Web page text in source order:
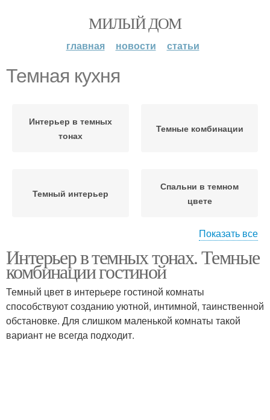
МИЛЫЙ ДОМ
главная новости статьи
Темная кухня
Интерьер в темных
тонах
Темные комбинации
Темный интерьер
Спальни в темном
цвете
Темные стены Потолок в темном цвете
Темные оттенки Кухни в маленькой
Показать все
Интерьер в темных тонах. Темные
комбинации гостиной
Темный цвет в интерьере гостиной комнаты
способствуют созданию уютной, интимной, таинственной
обстановке. Для слишком маленькой комнаты такой
вариант не всегда подходит.